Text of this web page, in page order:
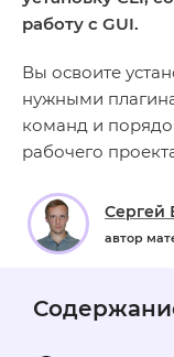
работу с GUI.
Вы освоите
нужными
команд и
рабочего
Сергей
автор